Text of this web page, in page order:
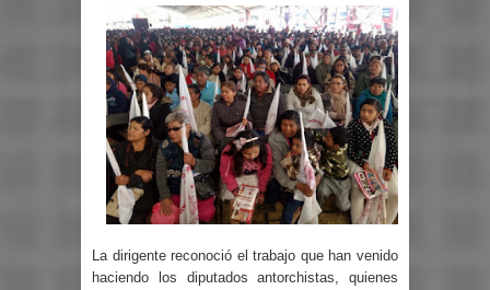
La dirigente reconoció el trabajo que han venido
haciendo los diputados antorchistas, quienes